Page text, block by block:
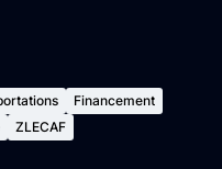
Financement
ZLECAF